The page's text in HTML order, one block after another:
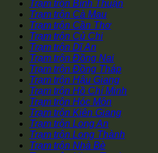
Trạm trộn Bình Thuận
Trạm trộn Cà Mau
Trạm trộn Cần Thơ
Trạm trộn Củ Chi
Trạm trộn Dĩ An
Trạm trộn Đồng Nai
Trạm trộn Đồng Tháp
Trạm trộn Hậu Giang
Trạm trộn Hồ Chí Minh
Trạm trộn Hóc Môn
Trạm trộn Kiên Giang
Trạm trộn Long An
Trạm trộn Long Thành
Trạm trộn Nhà Bè